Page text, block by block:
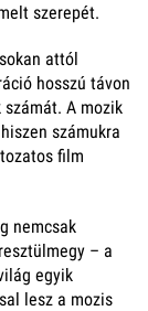
szerepét.
attól
hosszú távon
A mozik
számukra
film
nemcsak
– a
egyik
lesz a mozis